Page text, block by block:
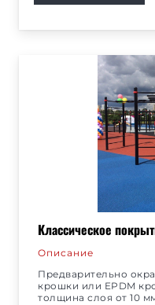
Классическое
Описание
Предварительно
крошки или EPDM
толщина слоя от 10